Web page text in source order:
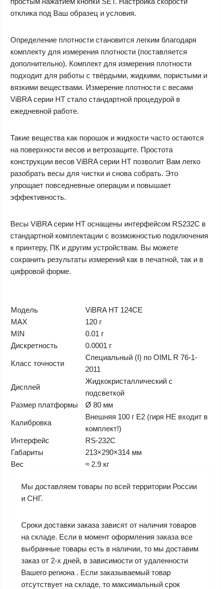
отклика под Ваш образец и условия.
Определение плотности становится легким благодаря
комплекту для измерения плотности (поставляется
дополнительно). Комплект для измерения плотности
подходит для работы с твёрдыми, жидкими, пористыми и
вязкими веществами. Измерение плотности с весами
ViBRA серии HT стало стандартной процедурой в
ежедневной работе.
Такие вещества как порошок и жидкости часто остаются
на поверхности весов и ветрозащите. Простота
конструкции весов ViBRA серии HT позволит Вам легко
разобрать весы для чистки и снова собрать. Это
упрощает повседневные операции и повышает
эффективность.
Весы ViBRA серии HT оснащены интерфейсом RS232C в
стандартной комплектации с возможностью подключения
к принтеру, ПК и другим устройствам. Вы можете
сохранить результаты измерений как в печатной, так и в
цифровой форме.
Модель
ViBRA HT 124CE
MAX
120 г
MIN
0.01 г
Дискретность
0.0001 г
Класс точности
Специальный (I) по OIML R 76-1-
2011
Дисплей
Жидкокристаллический с
подсветкой
Размер платформы
Ø 80 мм
Калибровка
Внешняя 100 г E2 (гиря НЕ входит в
комплект!)
Интерфейс
RS-232C
Габариты
213×290×314 мм
Вес
≈ 2.9 кг
Мы доставляем товары по всей территории России
и СНГ.
Сроки доставки заказа зависят от наличия товаров
на складе. Если в момент оформления заказа все
выбранные товары есть в наличии, то мы доставим
заказ от 2-х дней, в зависимости от удаленности
Вашего региона . Если заказываемый товар
отсутствует на складе, то максимальный срок